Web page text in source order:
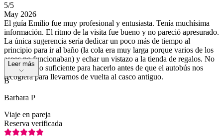
5/5
May 2026
El guía Emilio fue muy profesional y entusiasta. Tenía muchísima
información. El ritmo de la visita fue bueno y no pareció apresurado.
La única sugerencia sería dedicar un poco más de tiempo al
principio para ir al baño (la cola era muy larga porque varios de los
aseos no funcionaban) y echar un vistazo a la tienda de regalos. No
hubo tiempo suficiente para hacerlo antes de que el autobús nos
recogiera para llevarnos de vuelta al casco antiguo.
Leer más
B
Barbara P
Viaje en pareja
Reserva verificada